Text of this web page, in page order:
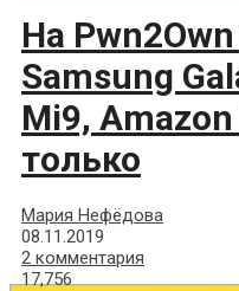
На
Samsung
Mi9,
только
Мария Нефёдова
08.11.2019
2 комментария
17,756